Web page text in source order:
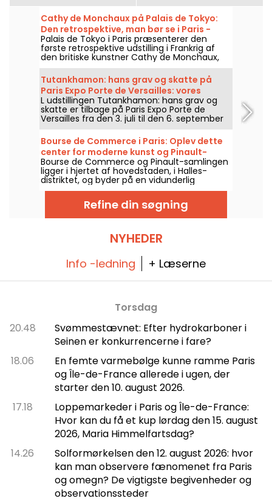
Cathy de Monchaux på Palais de Tokyo:
Den retrospektive, man bør se i Paris -
vores billeder
Palais de Tokyo i Paris præsenterer den
første retrospektive udstilling i Frankrig af
den britiske kunstner Cathy de Monchaux,
med titlen "Studio, Wounds and Battles.
Desire is the Reiteration of Hope", fra den 3.
april til den 13. september 2026. Udstillingen
samler næsten femti værker og giver et
overblik over fire årtier af hendes skabelse,
mellem kroppe, materialer og intime
fortællinger.
Tutankhamon: hans grav og skatte på
Paris Expo Porte de Versailles: vores
billeder
L udstillingen Tutankhamon: hans grav og
skatte er tilbage på Paris Expo Porte de
Versailles fra den 3. juli til den 6. september
2026. Genopbygninger af graven,
gravskatte, audioguide, et immersivt rum og
VR-oplevelse: se, hvad der venter dig på
stedet—i billeder.
Bourse de Commerce i Paris: Oplev dette
center for moderne kunst og Pinault-
samlingen
Bourse de Commerce og Pinault-samlingen
ligger i hjertet af hovedstaden, i Halles-
distriktet, og byder på en vidunderlig
spadseretur gennem moderne kunstværker.
Her er alt, hvad du skal vide, før du besøger
dette kunstcenter.Refine din søgning
NYHEDER
Info -ledning + Læserne
Torsdag
20.48
Svømmestævnet: Efter hydrokarboner i
Seinen er konkurrencerne i fare?
18.06
En femte varmebølge kunne ramme Paris
og Île-de-France allerede i ugen, der
starter den 10. august 2026.
17.18
Loppemarkeder i Paris og Île-de-France:
Hvor kan du få et kup lørdag den 15. august
2026, Maria Himmelfartsdag?
14.26
Solformørkelsen den 12. august 2026: hvor
kan man observere fænomenet fra Paris
og omegn? De vigtigste begivenheder og
observationssteder